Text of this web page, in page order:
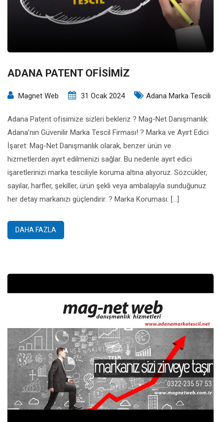
ADANA PATENT OFİSİMİZ
Magnet Web 31 Ocak 2024 Adana Marka Tescili
Adana Patent ofisimize sizleri bekleriz ? Mag-Net Danışmanlık:
Adana’nın Güvenilir Marka Tescil Firması! ? Marka ve Ayırt Edici
İşaret: Mag-Net Danışmanlık olarak, benzer ürün ve
hizmetlerden ayırt edilmenizi sağlar. Bu nedenle ayırt edici
işaretlerinizi marka tesciliyle koruma altına alıyoruz. Sözcükler,
sayılar, harfler, şekiller, ürün şekli veya ambalajıyla sunduğunuz
her detay markanızı güçlendirir. ?️ Marka Koruması: […]
DAHA FAZLA